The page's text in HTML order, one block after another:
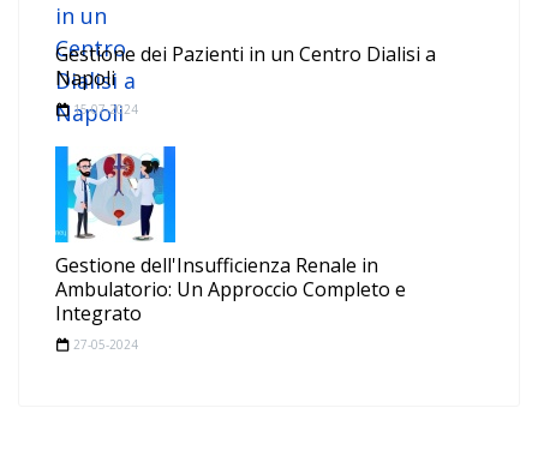
Gestione dei Pazienti in un Centro Dialisi a
Napoli
15-07-2024
Gestione dell'Insufficienza Renale in
Ambulatorio: Un Approccio Completo e
Integrato
27-05-2024